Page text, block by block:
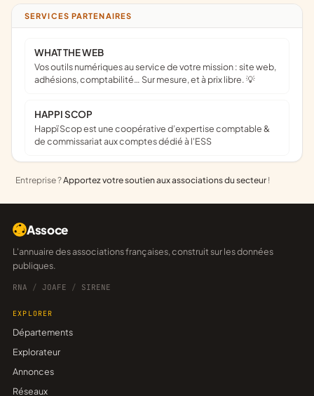
SERVICES PARTENAIRES
WHAT THE WEB
Vos outils numériques au service de votre mission : site web,
adhésions, comptabilité… Sur mesure, et à prix libre. 💡
HAPPI SCOP
Happï Scop est une coopérative d’expertise comptable &
de commissariat aux comptes dédié à l'ESS
Entreprise ?Apportez votre soutien aux associations du secteur !
Assoce
L'annuaire des associations françaises, construit sur les données
publiques.
RNA / JOAFE / SIRENE
EXPLORER
Départements
Explorateur
Annonces
Réseaux